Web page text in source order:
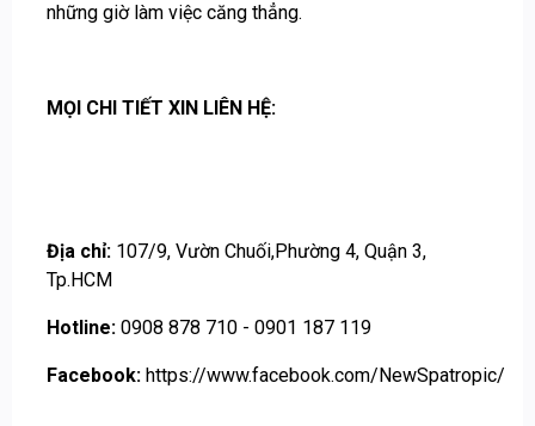
những giờ làm việc căng thẳng.
MỌI CHI TIẾT XIN LIÊN HỆ:
Địa chỉ: 107/9, Vườn Chuối,Phường 4, Quận 3,
Tp.HCM
Hotline: 0908 878 710 - 0901 187 119
Facebook: https://www.facebook.com/NewSpatropic/